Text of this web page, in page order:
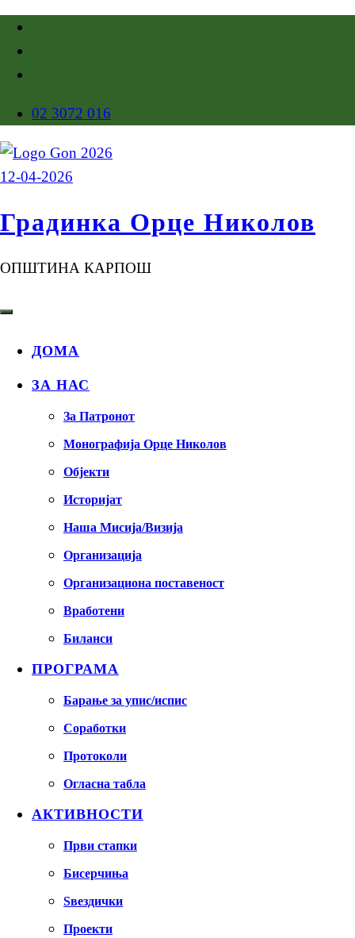
02 3072 016
Градинка Орце Николов
ОПШТИНА КАРПОШ
ДОМА
ЗА НАС
За Патронот
Монографија Орце Николов
Објекти
Историјат
Наша Мисија/Визија
Организација
Организациона поставеност
Вработени
Биланси
ПРОГРАМА
Барање за упис/испис
Соработки
Протоколи
Огласна табла
АКТИВНОСТИ
Први стапки
Бисерчиња
Ѕвездички
Проекти